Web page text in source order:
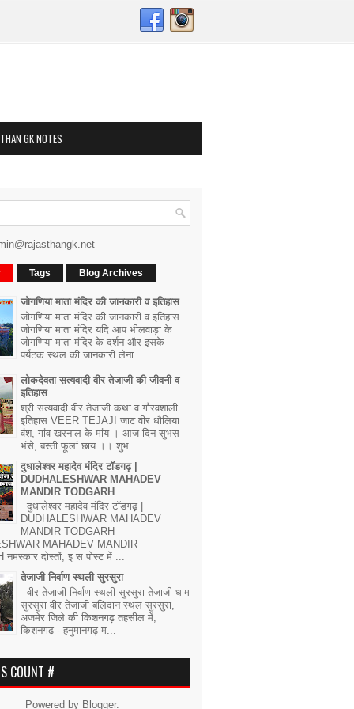
GK NOTES
Tags Blog Archives
जोगणिया माता मंदिर की जानकारी व इतिहास
जोगणिया माता मंदिर की जानकारी व इतिहास
जोगणिया माता मंदिर यदि आप भीलवाड़ा के
जोगणिया माता मंदिर के दर्शन और इसके
पर्यटक स्थल की जानकारी लेना ...
लोकदेवता सत्यवादी वीर तेजाजी की जीवनी व
इतिहास
श्री सत्यवादी वीर तेजाजी कथा व गौरवशाली
इतिहास VEER TEJAJI जाट वीर धौलिया
वंश, गांव खरनाल के मांय । आज दिन सुभस
भंसे, बस्ती फूलां छाय ।। शुभ...
दुधालेश्वर महादेव मंदिर टॉडगढ़ |
DUDHALESHWAR MAHADEV
MANDIR TODGARH
दुधालेश्वर महादेव मंदिर टॉडगढ़ |
DUDHALESHWAR MAHADEV
MANDIR TODGARH
MAHADEV MANDIR
नमस्कार दोस्तों, इ स पोस्ट में ...
तेजाजी निर्वाण स्थली सुरसुरा
वीर तेजाजी निर्वाण स्थली सुरसुरा तेजाजी धाम
सुरसुरा वीर तेजाजी बलिदान स्थल सुरसुरा,
अजमेर जिले की किशनगढ़ तहसील में,
किशनगढ़ - हनुमानगढ़ म...
COUNT #
Powered by Blogger.